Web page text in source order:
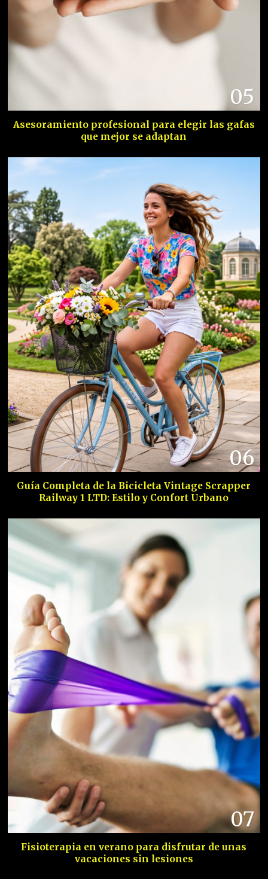
05
Asesoramiento profesional para elegir las gafas
que mejor se adaptan
06
Guía Completa de la Bicicleta Vintage Scrapper
Railway 1 LTD: Estilo y Confort Urbano
07
Fisioterapia en verano para disfrutar de unas
vacaciones sin lesiones